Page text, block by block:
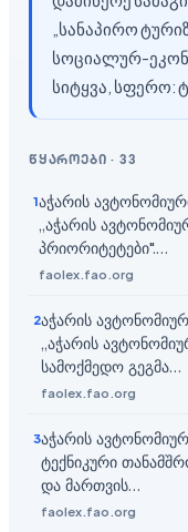
„სანაპირო
სოციალურ-
სიტყვა, სფერო:
წყაროები · 33
1აჭარის
„აჭარის
პრიორიტეტები".…
faolex.fao.org
2აჭარის
„აჭარის
სამოქმედო გეგმა…
faolex.fao.org
3აჭარის
ტექნიკური
და მართვის…
faolex.fao.org